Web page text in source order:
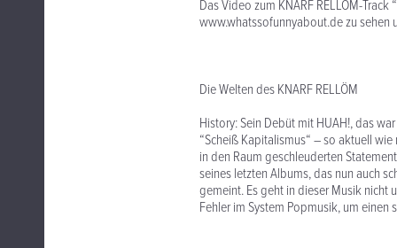
Das Video zum KNARF RELLÖM-
www.whatssofunnyabout.de zu sehen
Die Welten des KNARF RELLÖM
History: Sein Debüt mit HUAH!, das
“Scheiß Kapitalismus“ – so aktuell
in den Raum geschleuderten
seines letzten Albums, das nun auch
gemeint. Es geht in dieser Musik nicht
Fehler im System Popmusik, um